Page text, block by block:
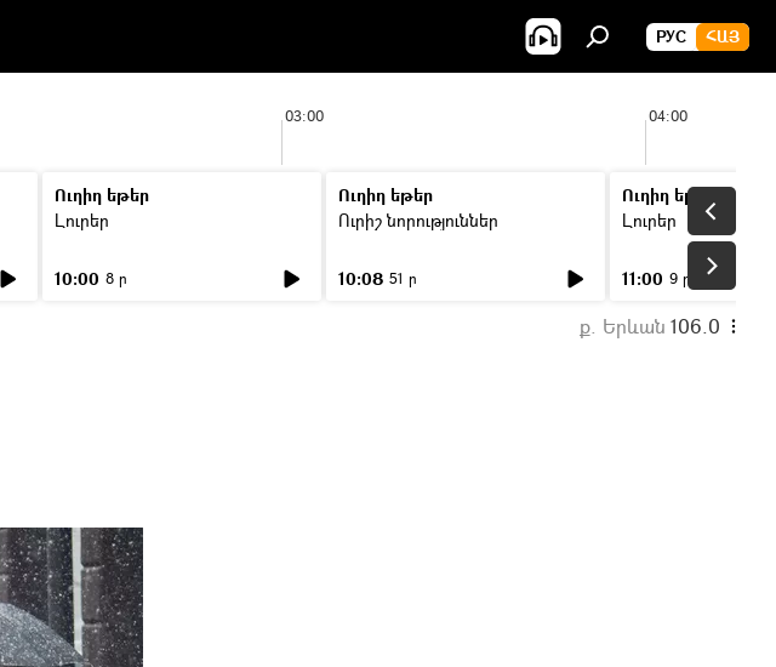
РУС ՀԱՅ
03:00 04:00
Ուղիղ եթեր
Լուրեր
10:00 8 ր
Ուղիղ եթեր
Ուրիշ նորություններ
10:08 51 ր
Ուղիղ եթեր
Լուրեր
11:00 9 ր
ք. Երևան 106.0